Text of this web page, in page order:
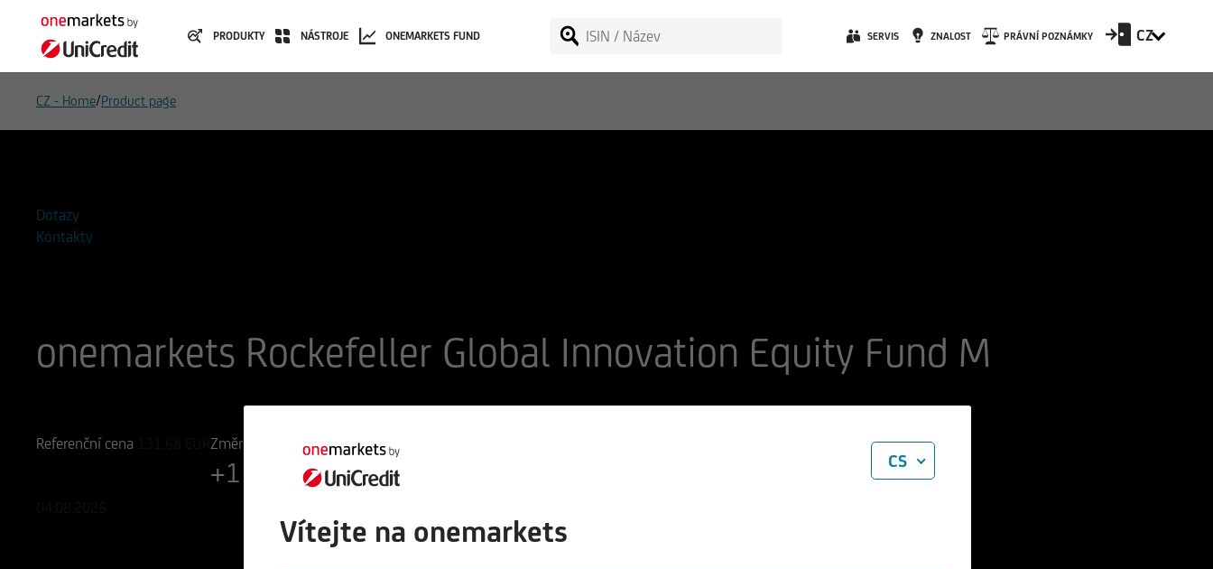
PRODUKTY NÁSTROJE ONEMARKETS FUND SERVIS ZNALOST PRÁVNÍ POZNÁMKY CZ
CZ - Home/Product page
Dotazy
Kontakty
onemarkets Rockefeller Global Innovation Equity Fund M
Referenční cena
Změna
+1,42%+1,85 EUR
CS
Vítejte na onemarkets